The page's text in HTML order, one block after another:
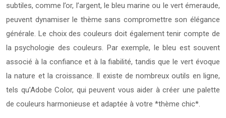
subtiles, comme l’or, l’argent, le bleu marine ou le vert émeraude,
peuvent dynamiser le thème sans compromettre son élégance
générale. Le choix des couleurs doit également tenir compte de
la psychologie des couleurs. Par exemple, le bleu est souvent
associé à la confiance et à la fiabilité, tandis que le vert évoque
la nature et la croissance. Il existe de nombreux outils en ligne,
tels qu’Adobe Color, qui peuvent vous aider à créer une palette
de couleurs harmonieuse et adaptée à votre *thème chic*.